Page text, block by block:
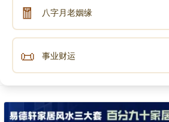
🧧 八字月老姻缘
📜 事业财运